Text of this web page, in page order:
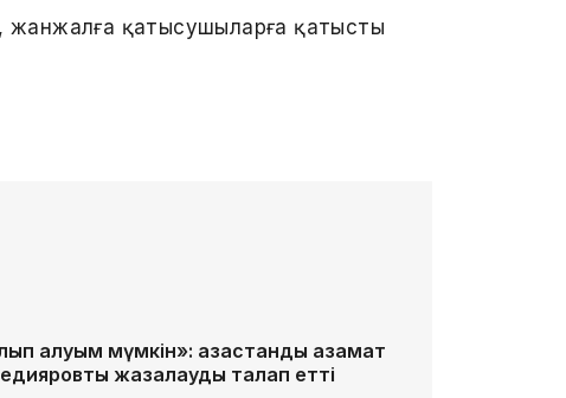
жанжалға қатысушыларға қатысты
мүмкін»: қазақстандық азамат
жазалауды талап етті